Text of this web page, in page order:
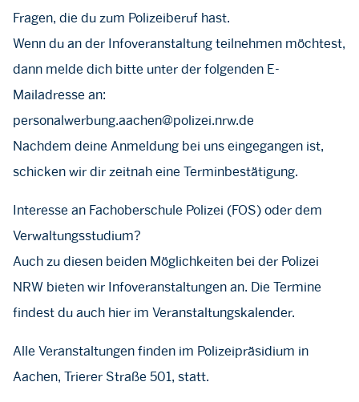
Fragen, die du zum Polizeiberuf hast.
Wenn du an der Infoveranstaltung teilnehmen möchtest,
dann melde dich bitte unter der folgenden E-
Mailadresse an:
personalwerbung.aachen@polizei.nrw.de
Nachdem deine Anmeldung bei uns eingegangen ist,
schicken wir dir zeitnah eine Terminbestätigung.
Interesse an Fachoberschule Polizei (FOS) oder dem
Verwaltungsstudium?
Auch zu diesen beiden Möglichkeiten bei der Polizei
NRW bieten wir Infoveranstaltungen an. Die Termine
findest du auch hier im Veranstaltungskalender.
Alle Veranstaltungen finden im Polizeipräsidium in
Aachen, Trierer Straße 501, statt.